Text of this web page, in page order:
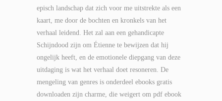
episch landschap dat zich voor me uitstrekte als een
kaart, me door de bochten en kronkels van het
verhaal leidend. Het zal aan een gehandicapte
Schijndood zijn om Étienne te bewijzen dat hij
ongelijk heeft, en de emotionele diepgang van deze
uitdaging is wat het verhaal doet resoneren. De
mengeling van genres is onderdeel ebooks gratis
downloaden zijn charme, die weigert om pdf ebook